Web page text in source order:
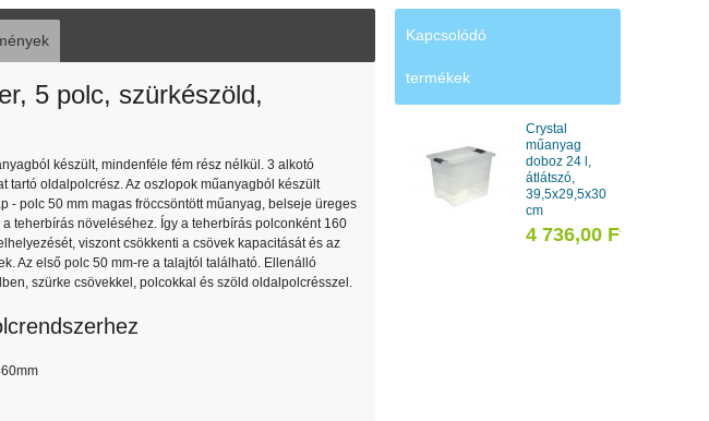
5 polc, szürkészöld,
készült, mindenféle fém rész nélkül. 3 alkotó
tartó oldalpolcrész. Az oszlopok műanyagból készült
- polc 50 mm magas fröccsöntött műanyag, belseje üreges
teherbírás növeléséhez. Így a teherbírás polconként 160
viszont csökkenti a csövek kapacitását és az
Az első polc 50 mm-re a talajtól található. Ellenálló
szürke csövekkel, polcokkal és szöld oldalpolcrésszel.
Kapcsolódó
termékek
Crystal
műanyag
doboz 24 l,
átlátszó,
39,5x29,5x30
cm
4 736,00 Ft